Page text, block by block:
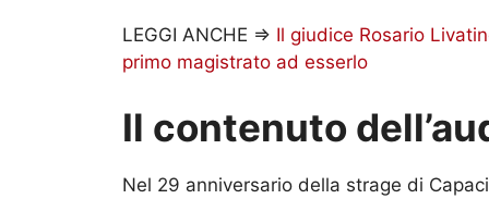
LEGGI ANCHE => Il giudice Rosario
primo magistrato ad esserlo
Il contenuto
Nel 29 anniversario della strage di